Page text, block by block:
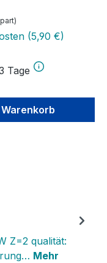
(5,90 €)
Tage
Z=2 qualität:
Mehr